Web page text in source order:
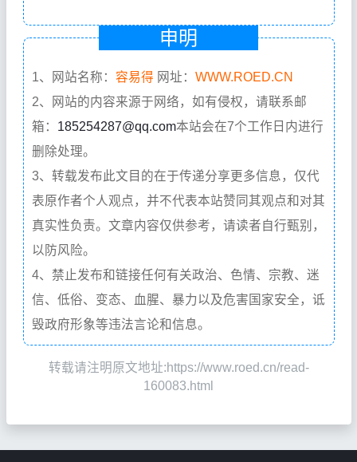
申明
1、网站名称： 容易得 网址： WWW.ROED.CN
2、网站的内容来源于网络，如有侵权，请联系邮
箱： 185254287@qq.com本站会在7个工作日内进行
删除处理。
3、转载发布此文目的在于传递分享更多信息，仅代
表原作者个人观点，并不代表本站赞同其观点和对其
真实性负责。文章内容仅供参考，请读者自行甄别，
以防风险。
4、禁止发布和链接任何有关政治、色情、宗教、迷
信、低俗、变态、血腥、暴力以及危害国家安全，诋
毁政府形象等违法言论和信息。
转载请注明原文地址:https://www.roed.cn/read-
160083.html